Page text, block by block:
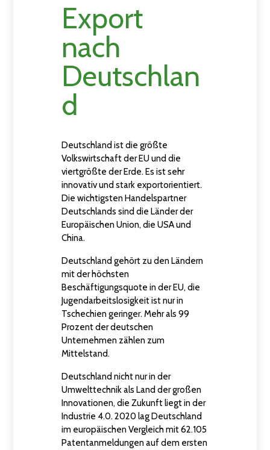
Export
nach
Deutschlan
d
Deutschland ist die größte
Volkswirtschaft der EU und die
viertgrößte der Erde. Es ist sehr
innovativ und stark exportorientiert.
Die wichtigsten Handelspartner
Deutschlands sind die Länder der
Europäischen Union, die USA und
China.
Deutschland gehört zu den Ländern
mit der höchsten
Beschäftigungsquote in der EU, die
Jugendarbeitslosigkeit ist nur in
Tschechien geringer. Mehr als 99
Prozent der deutschen
Unternehmen zählen zum
Mittelstand.
Deutschland nicht nur in der
Umwelttechnik als Land der großen
Innovationen, die Zukunft liegt in der
Industrie 4.0. 2020 lag Deutschland
im europäischen Vergleich mit 62.105
Patentanmeldungen auf dem ersten